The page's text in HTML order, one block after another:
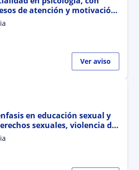
de atención y motivación
cognitivos
Ver aviso
en educación sexual y
sexuales, violencia de